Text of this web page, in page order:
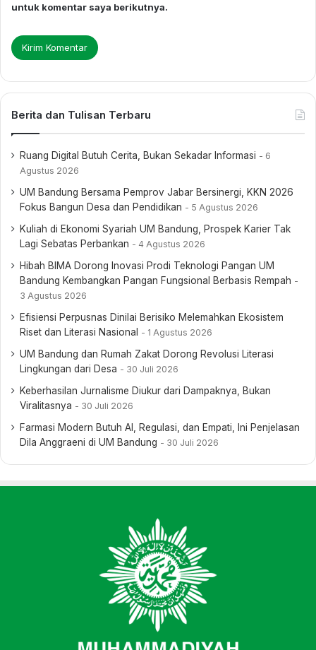
untuk komentar saya berikutnya.
Berita dan Tulisan Terbaru
Ruang Digital Butuh Cerita, Bukan Sekadar Informasi
6
Agustus 2026
UM Bandung Bersama Pemprov Jabar Bersinergi, KKN 2026
Fokus Bangun Desa dan Pendidikan
5 Agustus 2026
Kuliah di Ekonomi Syariah UM Bandung, Prospek Karier Tak
Lagi Sebatas Perbankan
4 Agustus 2026
Hibah BIMA Dorong Inovasi Prodi Teknologi Pangan UM
Bandung Kembangkan Pangan Fungsional Berbasis Rempah
3 Agustus 2026
Efisiensi Perpusnas Dinilai Berisiko Melemahkan Ekosistem
Riset dan Literasi Nasional
1 Agustus 2026
UM Bandung dan Rumah Zakat Dorong Revolusi Literasi
Lingkungan dari Desa
30 Juli 2026
Keberhasilan Jurnalisme Diukur dari Dampaknya, Bukan
Viralitasnya
30 Juli 2026
Farmasi Modern Butuh AI, Regulasi, dan Empati, Ini Penjelasan
Dila Anggraeni di UM Bandung
30 Juli 2026